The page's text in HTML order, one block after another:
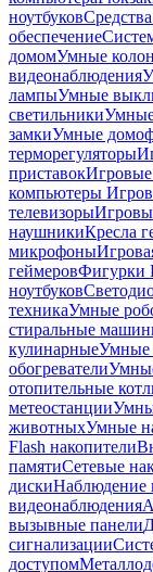
ноутбуков
обеспечение
домомУмные
видеонаблюдения
лампыУмные
светильники
замкиУмные
терморегуляторы
приставок
компьютеры
телевизоры
наушникиКресла
микрофоны
геймеровФигурки
ноутбуков
техникаУмные
стиральные
кулинарныеУмные
обогреватели
отопительные
метеостанции
животныхУмные
Flash накопители
памятиСетевые
дискиНаблюдение
видеонаблюдения
вызывные панели
сигнализации
доступом